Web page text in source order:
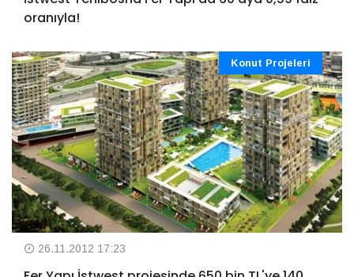
oranıyla!
Konut Projeleri
26.11.2012 17:23